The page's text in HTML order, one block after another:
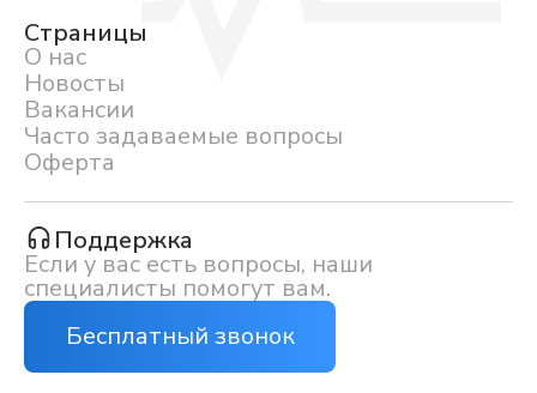
Страницы
О нас
Новосты
Вакансии
Часто задаваемые вопросы
Оферта
Поддержка
Если у вас есть вопросы, наши
специалисты помогут вам.
Бесплатный звонок